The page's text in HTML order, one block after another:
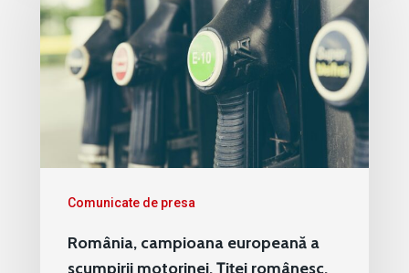
Comunicate de presa
România, campioana europeană a
scumpirii motorinei. Țiței românesc,